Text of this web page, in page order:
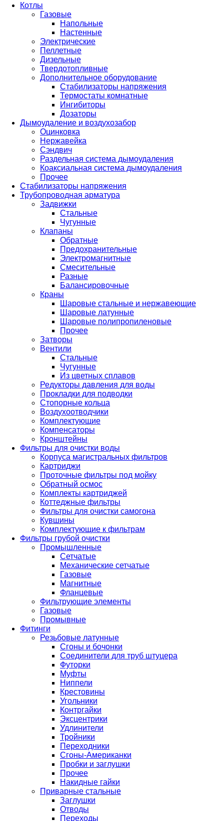
Котлы
Газовые
Напольные
Настенные
Электрические
Пеллетные
Дизельные
Твердотопливные
Дополнительное оборудование
Стабилизаторы напряжения
Термостаты комнатные
Ингибиторы
Дозаторы
Дымоудаление и воздухозабор
Оцинковка
Нержавейка
Сэндвич
Раздельная система дымоудаления
Коаксиальная система дымоудаления
Прочее
Стабилизаторы напряжения
Трубопроводная арматура
Задвижки
Стальные
Чугунные
Клапаны
Обратные
Предохранительные
Электромагнитные
Смесительные
Разные
Балансировочные
Краны
Шаровые стальные и нержавеющие
Шаровые латунные
Шаровые полипропиленовые
Прочее
Затворы
Вентили
Стальные
Чугунные
Из цветных сплавов
Редукторы давления для воды
Прокладки для подводки
Стопорные кольца
Воздухоотводчики
Комплектующие
Компенсаторы
Кронштейны
Фильтры для очистки воды
Корпуса магистральных фильтров
Картриджи
Проточные фильтры под мойку
Обратный осмос
Комплекты картриджей
Коттеджные фильтры
Фильтры для очистки самогона
Кувшины
Комплектующие к фильтрам
Фильтры грубой очистки
Промышленные
Сетчатые
Механические сетчатые
Газовые
Магнитные
Фланцевые
Фильтрующие элементы
Газовые
Промывные
Фитинги
Резьбовые латунные
Сгоны и бочонки
Соединители для труб штуцера
Футорки
Муфты
Ниппели
Крестовины
Угольники
Контргайки
Эксцентрики
Удлинители
Тройники
Переходники
Сгоны-Американки
Пробки и заглушки
Прочее
Накидные гайки
Приварные стальные
Заглушки
Отводы
Переходы